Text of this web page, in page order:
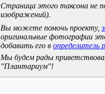
Страница этого таксона не
изображений).
Вы можете помочь проекту,
оригинальные фотографии
добавить его в определитель
Мы будем рады
"Плантариум"!